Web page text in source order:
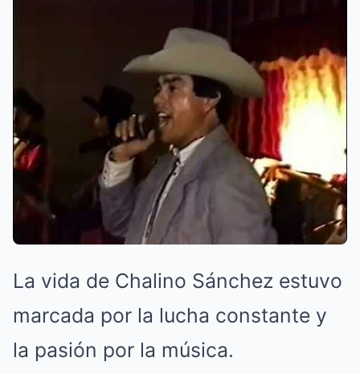
La vida de Chalino Sánchez estuvo
marcada por la lucha constante y
la pasión por la música.